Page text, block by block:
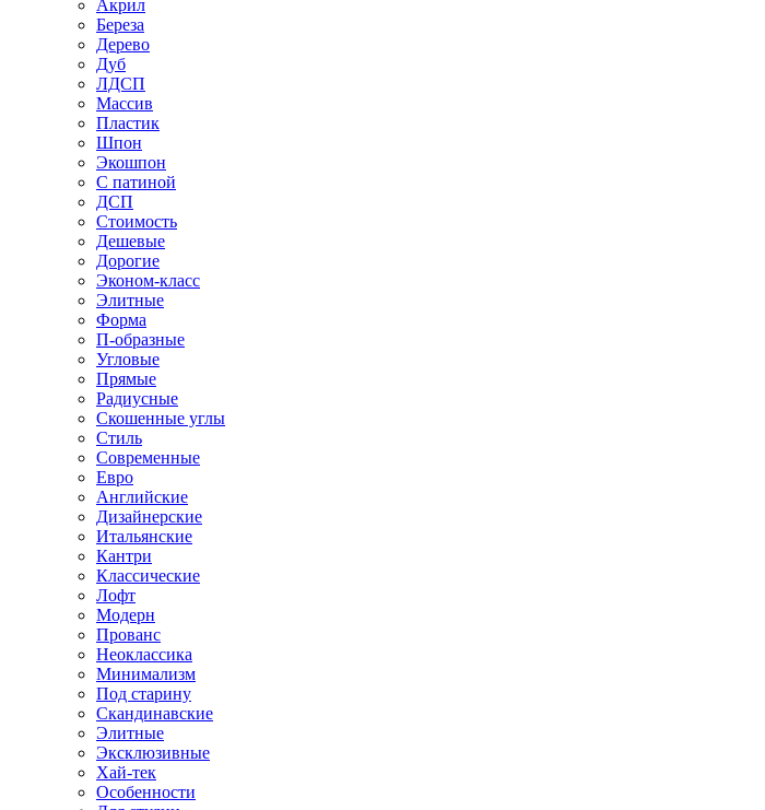
Акрил
Береза
Дерево
Дуб
ЛДСП
Массив
Пластик
Шпон
Экошпон
С патиной
ДСП
Стоимость
Дешевые
Дорогие
Эконом-класс
Элитные
Форма
П-образные
Угловые
Прямые
Радиусные
Скошенные углы
Стиль
Современные
Евро
Английские
Дизайнерские
Итальянские
Кантри
Классические
Лофт
Модерн
Прованс
Неоклассика
Минимализм
Под старину
Скандинавские
Элитные
Эксклюзивные
Хай-тек
Особенности